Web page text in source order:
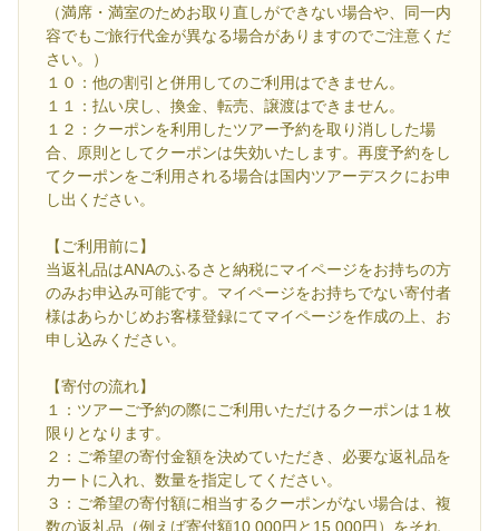
（満席・満室のためお取り直しができない場合や、同一内
容でもご旅行代金が異なる場合がありますのでご注意くだ
さい。）
１０：他の割引と併用してのご利用はできません。
１１：払い戻し、換金、転売、譲渡はできません。
１２：クーポンを利用したツアー予約を取り消しした場
合、原則としてクーポンは失効いたします。再度予約をし
てクーポンをご利用される場合は国内ツアーデスクにお申
し出ください。
【ご利用前に】
当返礼品はANAのふるさと納税にマイページをお持ちの方
のみお申込み可能です。マイページをお持ちでない寄付者
様はあらかじめお客様登録にてマイページを作成の上、お
申し込みください。
【寄付の流れ】
１：ツアーご予約の際にご利用いただけるクーポンは１枚
限りとなります。
２：ご希望の寄付金額を決めていただき、必要な返礼品を
カートに入れ、数量を指定してください。
３：ご希望の寄付額に相当するクーポンがない場合は、複
数の返礼品（例えば寄付額10,000円と15,000円）をそれ